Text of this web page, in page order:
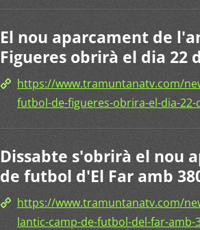
El nou aparcament de
Figueres obrirà el dia 22
https://www.tramuntanatv.com/
futbol-de-figueres-obrira-el-dia-
Dissabte s'obrirà el nou
de futbol d'El Far amb
https://www.tramuntanatv.com/
lantic-camp-de-futbol-del-far-amb-